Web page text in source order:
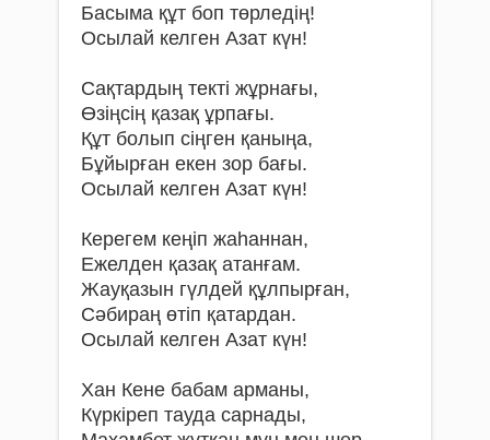
Басыма құт боп төрледің!
Осылай келген Азат күн!
Сақтардың текті жұрнағы,
Өзіңсің қазақ ұрпағы.
Құт болып сіңген қаныңа,
Бұйырған екен зор бағы.
Осылай келген Азат күн!
Керегем кеңіп жаһаннан,
Ежелден қазақ атанғам.
Жауқазын гүлдей құлпырған,
Сәбираң өтіп қатардан.
Осылай келген Азат күн!
Хан Кене бабам арманы,
Күркіреп тауда сарнады,